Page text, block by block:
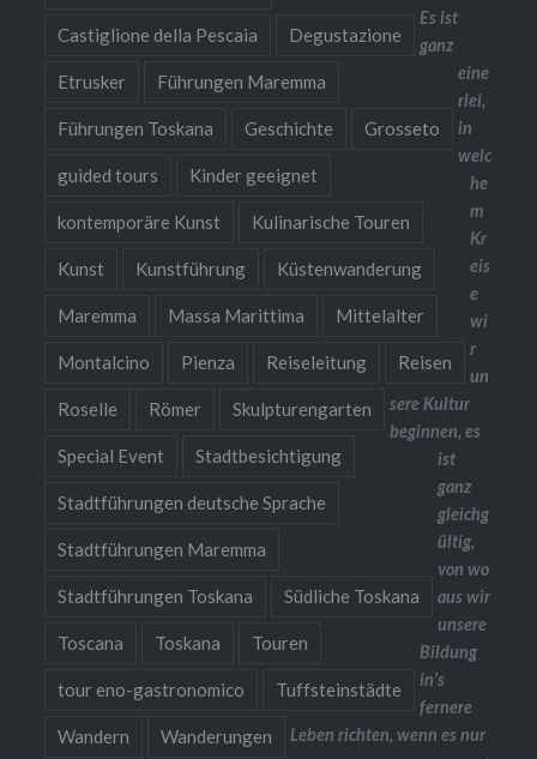
Castiglione della Pescaia Degustazione
Etrusker Führungen Maremma
Führungen Toskana Geschichte Grosseto
guided tours Kinder geeignet
kontemporäre Kunst Kulinarische Touren
Kunst Kunstführung Küstenwanderung
Maremma Massa Marittima Mittelalter
Montalcino Pienza Reiseleitung Reisen
Roselle Römer Skulpturengarten
Special Event Stadtbesichtigung
Stadtführungen deutsche Sprache
Stadtführungen Maremma
Stadtführungen Toskana Südliche Toskana
Toscana Toskana Touren
tour eno-gastronomico Tuffsteinstädte
Wandern Wanderungen
Es ist
ganz
eine
rlei,
in
welc
he
m
Kr
eis
e
wi
r
un
sere Kultur
beginnen, es
ist
ganz
gleichg
ültig,
von wo
aus wir
unsere
Bildung
in’s
fernere
Leben richten, wenn es nur